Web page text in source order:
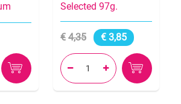
Selected 97g.
4,35 3,85
 